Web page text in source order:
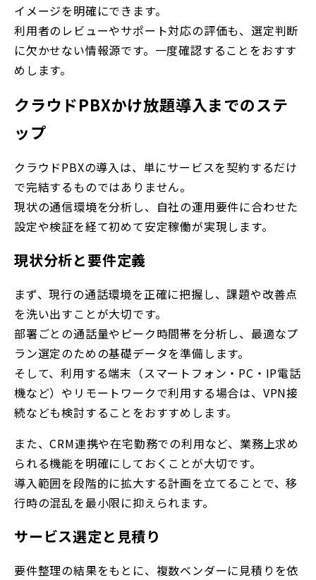
イメージを明確にできます。
利用者のレビューやサポート対応の評価も、選定判断
に欠かせない情報源です。一度確認することをおすす
めします。
クラウドPBXかけ放題導入までのステ
ップ
クラウドPBXの導入は、単にサービスを契約するだけ
で完結するものではありません。
現状の通信環境を分析し、自社の運用要件に合わせた
設定や検証を経て初めて安定稼働が実現します。
現状分析と要件定義
まず、現行の通話環境を正確に把握し、課題や改善点
を洗い出すことが大切です。
部署ごとの通話量やピーク時間帯を分析し、最適なプ
ラン選定のための基礎データを準備します。
そして、利用する端末（スマートフォン・PC・IP電話
機など）やリモートワークで利用する場合は、VPN接
続なども検討することをおすすめします。
また、CRM連携や在宅勤務での利用など、業務上求め
られる機能を明確にしておくことが大切です。
導入範囲を段階的に拡大する計画を立てることで、移
行時の混乱を最小限に抑えられます。
サービス選定と見積り
要件整理の結果をもとに、複数ベンダーに見積りを依